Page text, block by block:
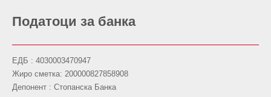
Податоци за банка
ЕДБ : 4030003470947
Жиро сметка: 200000827858908
Депонент : Стопанска Банка